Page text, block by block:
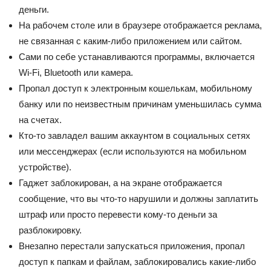
деньги.
На рабочем столе или в браузере отображается реклама,
не связанная с каким-либо приложением или сайтом.
Сами по себе устанавливаются программы, включается
Wi-Fi, Bluetooth или камера.
Пропал доступ к электронным кошелькам, мобильному
банку или по неизвестным причинам уменьшилась сумма
на счетах.
Кто-то завладел вашим аккаунтом в социальных сетях
или мессенджерах (если используются на мобильном
устройстве).
Гаджет заблокирован, а на экране отображается
сообщение, что вы что-то нарушили и должны заплатить
штраф или просто перевести кому-то деньги за
разблокировку.
Внезапно перестали запускаться приложения, пропал
доступ к папкам и файлам, заблокировались какие-либо